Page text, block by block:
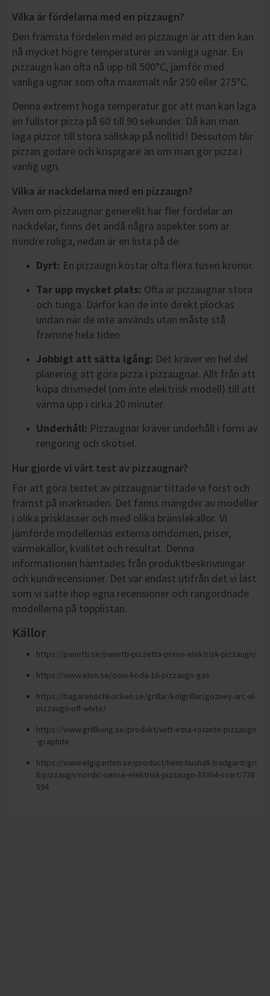
Vilka är fördelarna med en pizzaugn?
Den främsta fördelen med en pizzaugn är att den kan
nå mycket högre temperaturer än vanliga ugnar. En
pizzaugn kan ofta nå upp till 500°C, jämför med
vanliga ugnar som ofta maximalt når 250 eller 275°C.
Denna extremt höga temperatur gör att man kan laga
en fullstor pizza på 60 till 90 sekunder. Då kan man
laga pizzor till stora sällskap på nolltid! Dessutom blir
pizzan godare och krispigare än om man gör pizza i
vanlig ugn.
Vilka är nackdelarna med en pizzaugn?
Även om pizzaugnar generellt har fler fördelar än
nackdelar, finns det ändå några aspekter som är
mindre roliga, nedan är en lista på de:
Dyrt: En pizzaugn kostar ofta flera tusen kronor.
Tar upp mycket plats: Ofta är pizzaugnar stora
och tunga. Därför kan de inte direkt plockas
undan när de inte används utan måste stå
framme hela tiden.
Jobbigt att sätta igång: Det kräver en hel del
planering att göra pizza i pizzaugnar. Allt från att
köpa drivmedel (om inte elektrisk modell) till att
värma upp i cirka 20 minuter.
Underhåll: Pizzaugnar kräver underhåll i form av
rengöring och skötsel.
Hur gjorde vi vårt test av pizzaugnar?
För att göra testet av pizzaugnar tittade vi först och
främst på marknaden. Det fanns mängder av modeller
i olika prisklasser och med olika bränslekällor. Vi
jämförde modellernas externa omdömen, priser,
värmekällor, kvalitet och resultat. Denna
informationen hämtades från produktbeskrivningar
och kundrecensioner. Det var endast utifrån det vi läst
som vi satte ihop egna recensioner och rangordnade
modellerna på topplistan.
Källor
https://panetti.se/panetti-pizzetta-primo-elektrisk-pizzaugn/
https://www.elon.se/ooni-koda-16-pizzaugn-gas
https://bagarenochkocken.se/grillar/kolgrillar/gozney-arc-xl-
pizzaugn-off-white/
https://www.grillkung.se/produkt/witt-etna-rotante-pizzaugn
-graphite
https://www.elgiganten.se/product/hem-hushall-tradgard/gri
ll/pizzaugn/nordic-sense-elektrisk-pizzaugn-33364-svart/738
594